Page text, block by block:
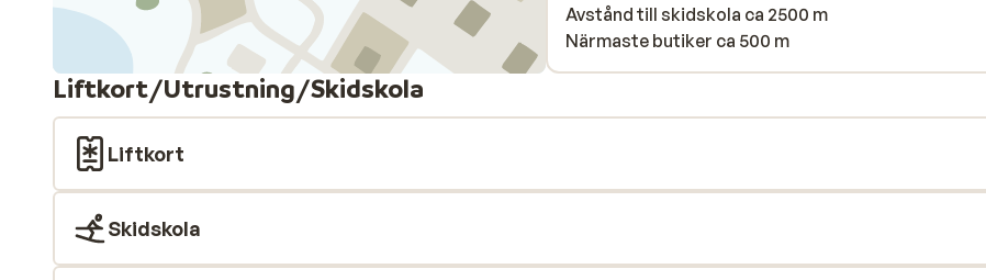
Avstånd till skidskola ca 2500 m
Närmaste butiker ca 500 m
Liftkort/Utrustning/Skidskola
Liftkort
Skidskola